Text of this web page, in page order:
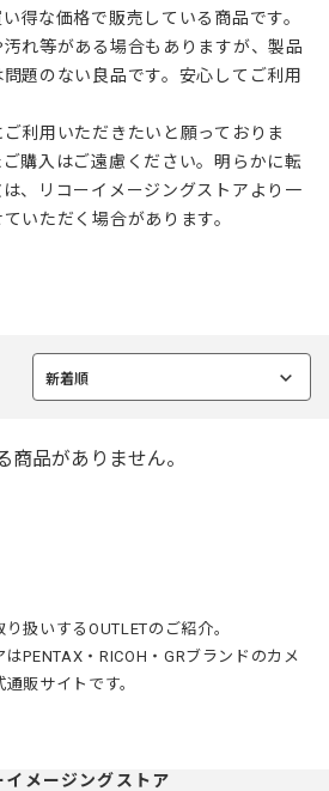
得な価格で販売している商品です。
れ等がある場合もありますが、製品
題のない良品です。安心してご利用
利用いただきたいと願っておりま
購入はご遠慮ください。明らかに転
、リコーイメージングストアより一
いただく場合があります。
新着順
選
商品がありません。
扱いするOUTLETのご紹介。
PENTAX・RICOH・GRブランドのカメ
販サイトです。
イメージングストア